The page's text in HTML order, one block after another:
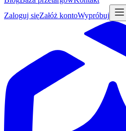
Zaloguj sięZałóż kontoWypróbuj